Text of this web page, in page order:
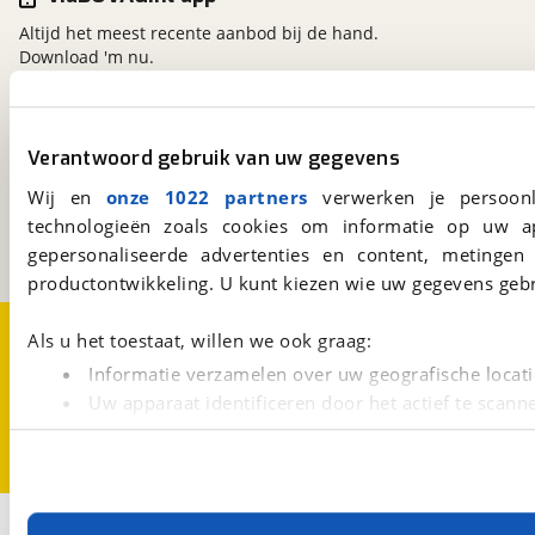
Verantwoord gebruik van uw gegevens
Wij en onze 1022 partners verwerken je
technologieën zoals cookies om informatie op
gepersonaliseerde advertenties en content,
productontwikkeling. U kunt kiezen wie uw gegevens
Als u het toestaat, willen we ook graag:
Informatie verzamelen over uw geografische
Uw apparaat identificeren door het actief te
Lees meer over hoe uw persoonlijke gegevens worden
Met cookies en vergelijkbare technieken zorgen we
viaBOVAG.nl
3981 AJ
Bunnik
Een initiatief van
BOVAG
Altijd het meest recente aanbod bij de hand.
Download 'm nu.
Over viaBOVAG.nl
Disclaimer- en Privacyverklaring
CookievoorkeurenVacatures